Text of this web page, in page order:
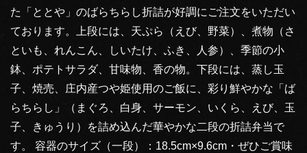
た「ととや」のばらちらし折詰が好調にご注文をいただい
ております。上段には、天ぷら（えび、野菜）、煮物（さ
といも、れんこん、しいたけ、ふき、人参）、季節の小
鉢、ポテトサラダ、甘味物、香の物。下段には、蒸し玉
子、焼売、庄内産つや姫使用のご飯に、彩り鮮やかな「ば
らちらし」（まぐろ、白身、サーモン、いくら、えび、玉
子、きゅうり）を詰め込んだ華やかな二段の折詰弁当で
す。 容器のサイズ（一段）：18.5cm×9.6cm・ぜひご賞味